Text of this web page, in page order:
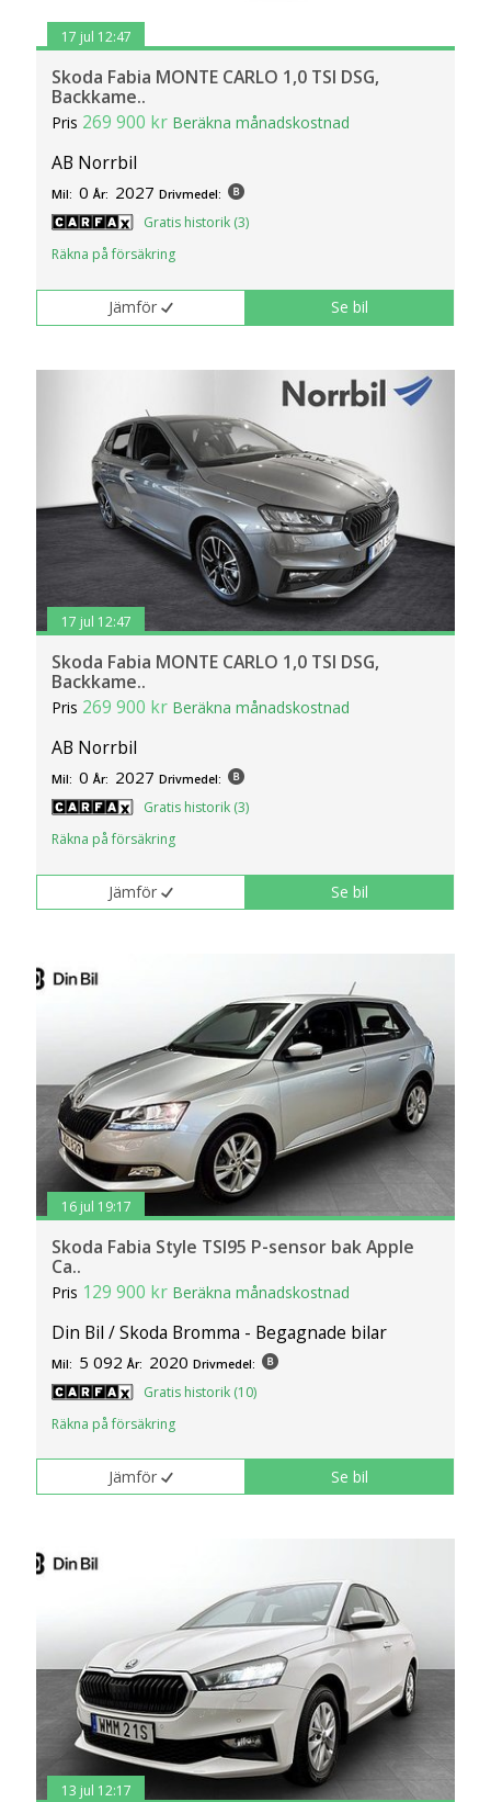
17 jul 12:47
Skoda Fabia MONTE CARLO 1,0 TSI DSG,
Backkame..
Pris 269 900 kr Beräkna månadskostnad
AB Norrbil
Mil: 0 År: 2027 Drivmedel:
Gratis historik (3)
Räkna på försäkring
Jämför Se bil
17 jul 12:47
Skoda Fabia MONTE CARLO 1,0 TSI DSG,
Backkame..
Pris 269 900 kr Beräkna månadskostnad
AB Norrbil
Mil: 0 År: 2027 Drivmedel:
Gratis historik (3)
Räkna på försäkring
Jämför Se bil
16 jul 19:17
Skoda Fabia Style TSI95 P-sensor bak Apple
Ca..
Pris 129 900 kr Beräkna månadskostnad
Din Bil / Skoda Bromma - Begagnade bilar
Mil: 5 092 År: 2020 Drivmedel:
Gratis historik (10)
Räkna på försäkring
Jämför Se bil
13 jul 12:17